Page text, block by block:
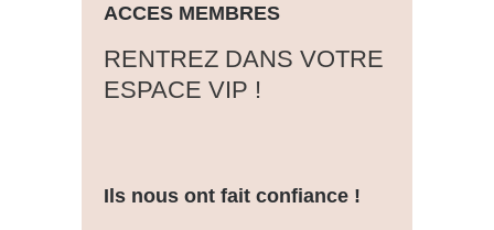
ACCES MEMBRES
‎RENTREZ DANS VOTRE
ESPACE VIP !
Ils nous ont fait confiance !